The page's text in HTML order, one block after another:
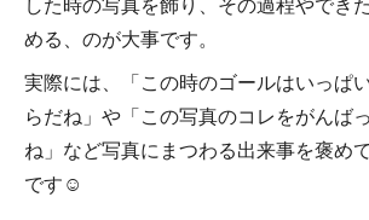
める、のが大事です。
実際には、「この時のゴールはいっぱ
らだね」や「この写真のコレをがんば
ね」など写真にまつわる出来事を褒め
です☺